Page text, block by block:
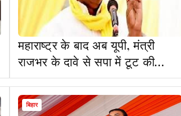
महाराष्ट्र के बाद अब यूपी, मंत्री
राजभर के दावे से सपा में टूट की
अटकलें तेज
बिहार